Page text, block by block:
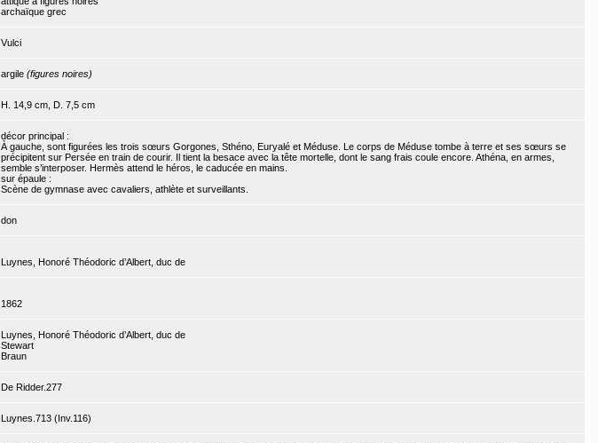
archaïque grec
Vulci
argile (figures noires)
H. 14,9 cm, D. 7,5 cm
décor principal :
À gauche, sont figurées les trois sœurs Gorgones, Sthéno, Euryalé et Méduse. Le corps de Méduse tombe à terre et ses sœurs se
précipitent sur Persée en train de courir. Il tient la besace avec la tête mortelle, dont le sang frais coule encore. Athéna, en armes,
semble s’interposer. Hermès attend le héros, le caducée en mains.
sur épaule :
Scène de gymnase avec cavaliers, athlète et surveillants.
don
Luynes, Honoré Théodoric d’Albert, duc de
1862
Luynes, Honoré Théodoric d’Albert, duc de
Stewart
Braun
De Ridder.277
Luynes.713 (Inv.116)